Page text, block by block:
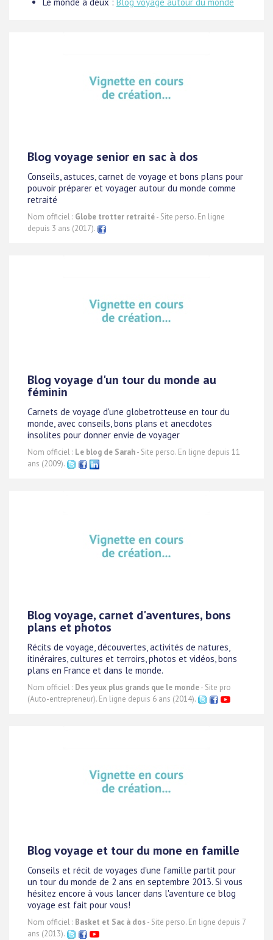
Blog voyage senior en sac à dos
Conseils, astuces, carnet de voyage et bons plans pour
pouvoir préparer et voyager autour du monde comme
retraité
Nom officiel : Globe trotter retraité- Site perso. En ligne
depuis 3 ans (2017).
Blog voyage d'un tour du monde au
féminin
Carnets de voyage d'une globetrotteuse en tour du
monde, avec conseils, bons plans et anecdotes
insolites pour donner envie de voyager
Nom officiel : Le blog de Sarah- Site perso. En ligne depuis 11
ans (2009).
Blog voyage, carnet d'aventures, bons
plans et photos
Récits de voyage, découvertes, activités de natures,
itinéraires, cultures et terroirs, photos et vidéos, bons
plans en France et dans le monde.
Nom officiel : Des yeux plus grands que le monde- Site pro
(Auto-entrepreneur). En ligne depuis 6 ans (2014).
Blog voyage et tour du mone en famille
Conseils et récit de voyages d'une famille partit pour
un tour du monde de 2 ans en septembre 2013. Si vous
hésitez encore à vous lancer dans l'aventure ce blog
voyage est fait pour vous!
Nom officiel : Basket et Sac à dos- Site perso. En ligne depuis 7
ans (2013).